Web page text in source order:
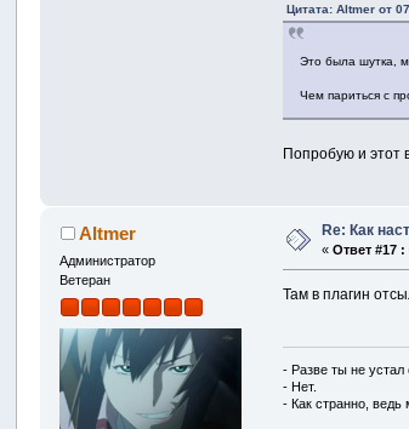
Цитата: Altmer от
Это была шутка,
Чем париться с
Попробую и этот
Altmer
Администратор
Ветеран
Re: Как
«Ответ #17 :
Там в плагин
- Разве ты не устал
- Нет.
- Как странно, ведь